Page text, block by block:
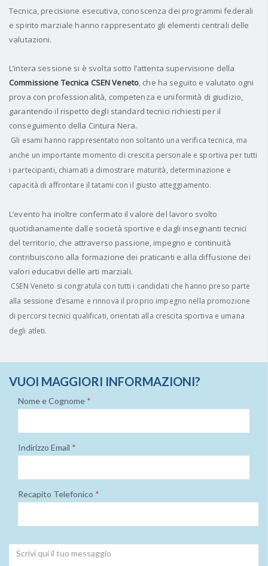
Tecnica, precisione esecutiva, conoscenza dei programmi federali
e spirito marziale hanno rappresentato gli elementi centrali delle
valutazioni.
L’intera sessione si è svolta sotto l’attenta supervisione della
Commissione Tecnica CSEN Veneto, che ha seguito e valutato ogni
prova con professionalità, competenza e uniformità di giudizio,
garantendo il rispetto degli standard tecnici richiesti per il
conseguimento della Cintura Nera.
Gli esami hanno rappresentato non soltanto una verifica tecnica, ma
anche un importante momento di crescita personale e sportiva per tutti
i partecipanti, chiamati a dimostrare maturità, determinazione e
capacità di affrontare il tatami con il giusto atteggiamento.
L’evento ha inoltre confermato il valore del lavoro svolto
quotidianamente dalle società sportive e dagli insegnanti tecnici
del territorio, che attraverso passione, impegno e continuità
contribuiscono alla formazione dei praticanti e alla diffusione dei
valori educativi delle arti marziali.
CSEN Veneto si congratula con tutti i candidati che hanno preso parte
alla sessione d’esame e rinnova il proprio impegno nella promozione
di percorsi tecnici qualificati, orientati alla crescita sportiva e umana
degli atleti.
VUOI MAGGIORI INFORMAZIONI?
Nome e Cognome *
Indirizzo Email *
Recapito Telefonico *